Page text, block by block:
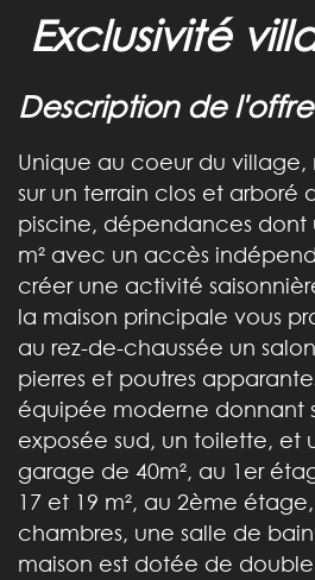
exclusivité
description de l'offre
Unique au coeur du village,
sur un terrain clos et arboré
piscine, dépendances dont
m² avec un accès
créer une activité
la maison principale vous
au rez-de-chaussée un
pierres et poutres
équipée moderne donnant
exposée sud, un toilette, et
garage de 40m², au 1er
17 et 19 m², au 2ème
chambres, une salle de
maison est dotée de